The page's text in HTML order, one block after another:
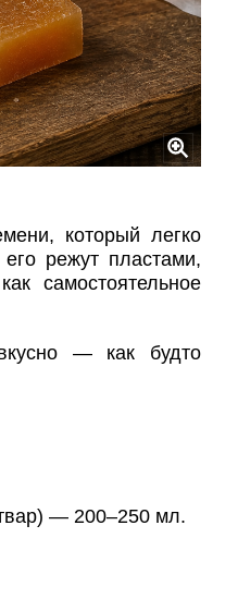
который легко
режут пластами,
самостоятельное
— как будто
— 200–250 мл.